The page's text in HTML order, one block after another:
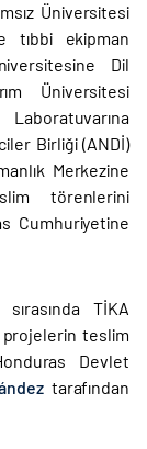
Üniversitesi
tıbbi ekipman
Dil
Üniversitesi
Birliği (ANDİ)
Merkezine
törenlerini
Cumhuriyetine
TİKA
projelerin teslim
Devlet
tarafından